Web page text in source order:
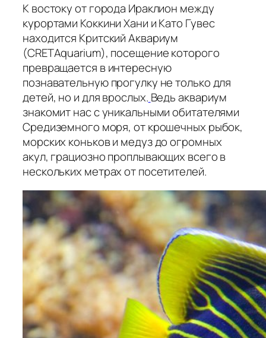
К востоку от города Ираклион между
курортами Коккини Хани и Като Гувес
находится Критский Аквариум
(CRETAquarium), посещение которого
превращается в интересную
познавательную прогулку не только для
детей, но и для врослых. Ведь аквариум
знакомит нас с уникальными обитателями
Средиземного моря, от крошечных рыбок,
морских коньков и медуз до огромных
акул, грациозно проплывающих всего в
нескольких метрах от посетителей.